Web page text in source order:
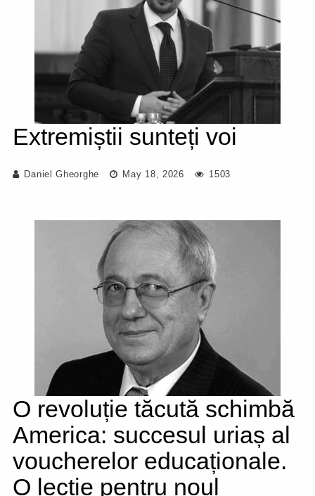
Extremiștii sunteți voi
Daniel Gheorghe May 18, 2026 1503
O revoluție tăcută schimbă
America: succesul uriaș al
voucherelor educaționale.
O lecție pentru noul